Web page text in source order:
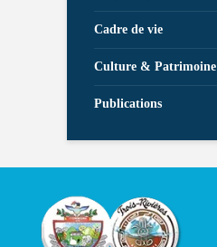
Cadre de vie
Culture & Patrimoine
Publications